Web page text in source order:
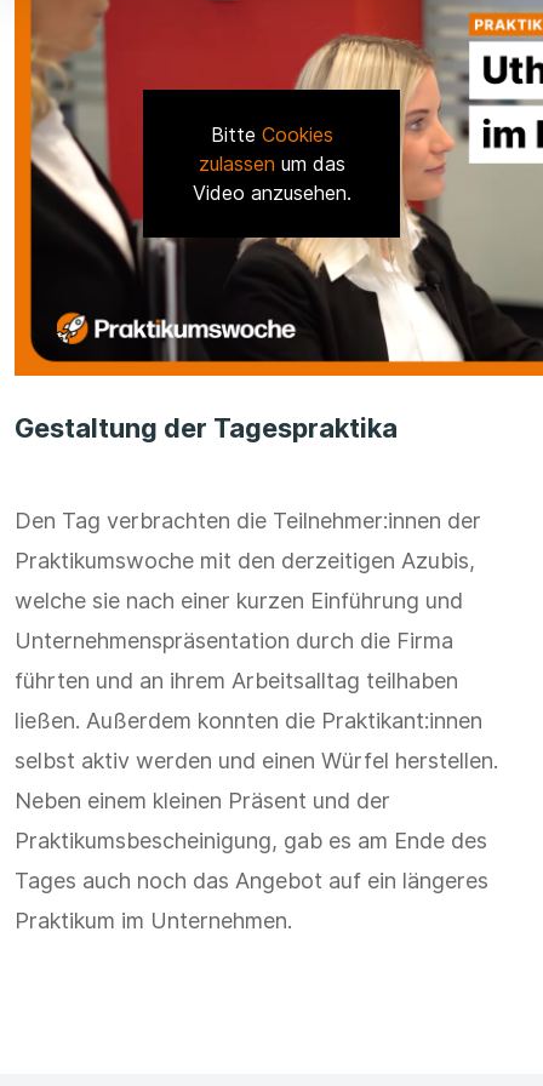
Bitte Cookies
zulassen um das
Video anzusehen.
Gestaltung der Tagespraktika
Den Tag verbrachten die Teilnehmer:innen der
Praktikumswoche mit den derzeitigen Azubis,
welche sie nach einer kurzen Einführung und
Unternehmenspräsentation durch die Firma
führten und an ihrem Arbeitsalltag teilhaben
ließen. Außerdem konnten die Praktikant:innen
selbst aktiv werden und einen Würfel herstellen.
Neben einem kleinen Präsent und der
Praktikumsbescheinigung, gab es am Ende des
Tages auch noch das Angebot auf ein längeres
Praktikum im Unternehmen.